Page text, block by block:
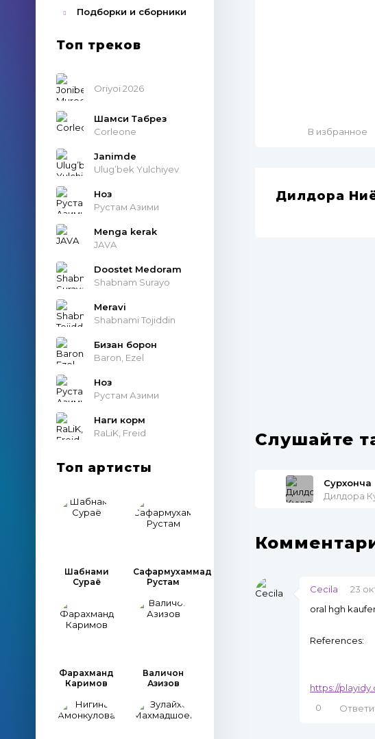
Подборки и сборники
Топ треков
Oriyoi 2026
Шамси Табрез
Corleone
Janimde
Ulug’bek Yulchiyev
Ноз
Рустам Азими
Menga kerak
JAVA
Doostet Medoram
Shabnam Surayo
Meravi
Shabnami Tojiddin
Бизан борон
Baron, Ezel
Ноз
Рустам Азими
Наги корм
RaLiK, Freid
Топ артисты
Шабнами
Сураё
Сафармухаммад
Рустам
Фарахманд
Каримов
Валичон
Азизов
В избранное
Дилдора
Слушайте
Сурхонча
Дилдора
Cecila
23
oral hgh
References:
https://
0